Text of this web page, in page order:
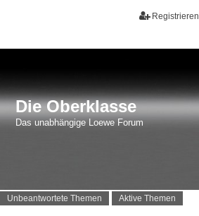
Registrieren
Die Oberklasse
Das unabhängige Loewe Forum
Unbeantwortete Themen Aktive Themen